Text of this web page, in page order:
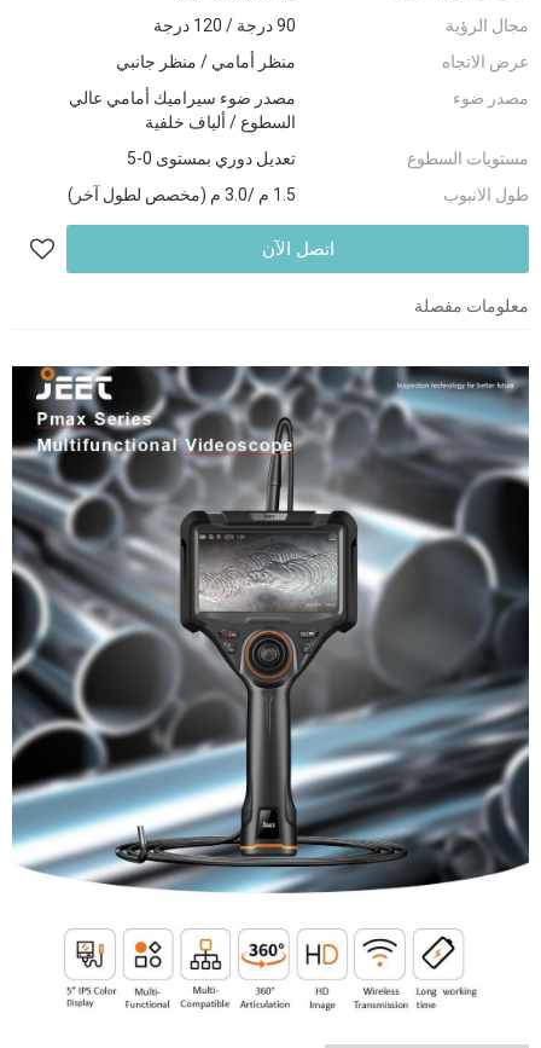
مجال الرؤية
90 درجة / 120 درجة
عرض الاتجاه
منظر أمامي / منظر جانبي
مصدر ضوء
مصدر ضوء سيراميك أمامي عالي
السطوع / ألياف خلفية
مستويات السطوع
تعديل دوري بمستوى 0-5
طول الانبوب
1.5 م /3.0 م (مخصص لطول آخر)
اتصل الآن
معلومات مفصلة